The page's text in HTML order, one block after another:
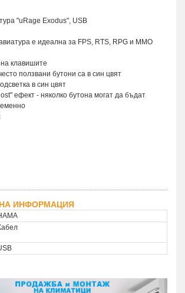
"uRage Exodus", USB
е идеална за FPS, RTS, RPG и MMO
клавишите
ползвани бутони са в син цвят
в син цвят
ефект - няколко бутона могат да бъдат
ИНФОРМАЦИЯ